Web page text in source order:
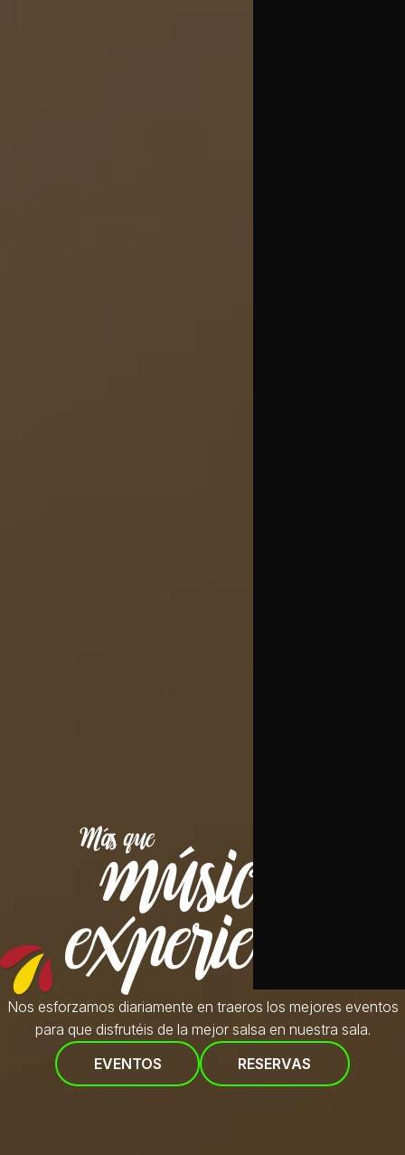
Nos esforzamos diariamente en traeros los mejores eventos
para que disfrutéis de la mejor salsa en nuestra sala.
EVENTOS
RESERVAS